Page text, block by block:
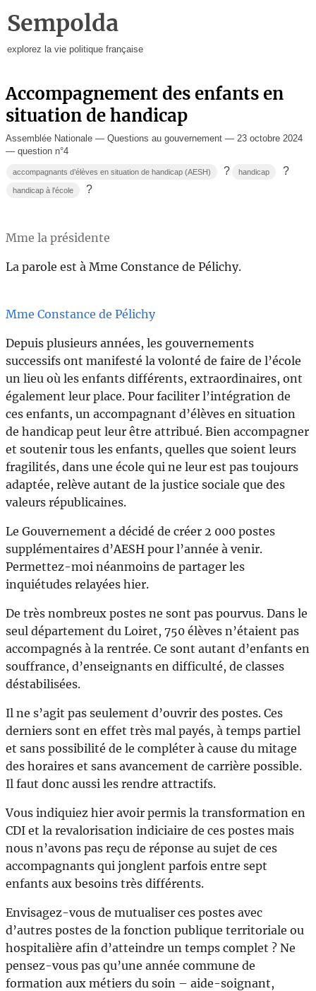
Sempolda
explorez la vie politique française
Accompagnement des enfants en
situation de handicap
Assemblée Nationale — Questions au gouvernement — 23 octobre 2024
— question n°4
accompagnants d’élèves en situation de handicap (AESH) ? handicap ?
handicap à l'école ?
Mme la présidente
La parole est à Mme Constance de Pélichy.
Mme Constance de Pélichy
Depuis plusieurs années, les gouvernements
successifs ont manifesté la volonté de faire de l’école
un lieu où les enfants différents, extraordinaires, ont
également leur place. Pour faciliter l’intégration de
ces enfants, un accompagnant d’élèves en situation
de handicap peut leur être attribué. Bien accompagner
et soutenir tous les enfants, quelles que soient leurs
fragilités, dans une école qui ne leur est pas toujours
adaptée, relève autant de la justice sociale que des
valeurs républicaines.
Le Gouvernement a décidé de créer 2 000 postes
supplémentaires d’AESH pour l’année à venir.
Permettez-moi néanmoins de partager les
inquiétudes relayées hier.
De très nombreux postes ne sont pas pourvus. Dans le
seul département du Loiret, 750 élèves n’étaient pas
accompagnés à la rentrée. Ce sont autant d’enfants en
souffrance, d’enseignants en difficulté, de classes
déstabilisées.
Il ne s’agit pas seulement d’ouvrir des postes. Ces
derniers sont en effet très mal payés, à temps partiel
et sans possibilité de le compléter à cause du mitage
des horaires et sans avancement de carrière possible.
Il faut donc aussi les rendre attractifs.
Vous indiquiez hier avoir permis la transformation en
CDI et la revalorisation indiciaire de ces postes mais
nous n’avons pas reçu de réponse au sujet de ces
accompagnants qui jonglent parfois entre sept
enfants aux besoins très différents.
Envisagez-vous de mutualiser ces postes avec
d’autres postes de la fonction publique territoriale ou
hospitalière afin d’atteindre un temps complet ? Ne
pensez-vous pas qu’une année commune de
formation aux métiers du soin – aide-soignant,